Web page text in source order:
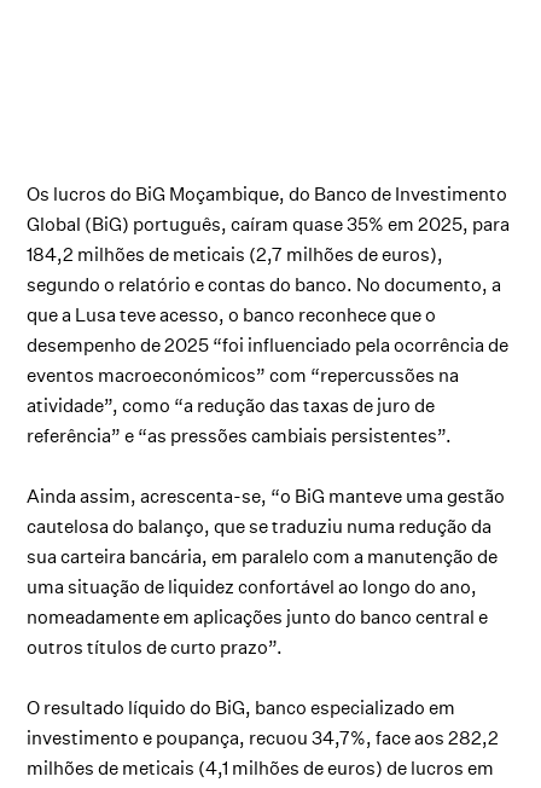
Os lucros do BiG Moçambique, do Banco de Investimento
Global (BiG) português, caíram quase 35% em 2025, para
184,2 milhões de meticais (2,7 milhões de euros),
segundo o relatório e contas do banco. No documento, a
que a Lusa teve acesso, o banco reconhece que o
desempenho de 2025 “foi influenciado pela ocorrência de
eventos macroeconómicos” com “repercussões na
atividade”, como “a redução das taxas de juro de
referência” e “as pressões cambiais persistentes”.
Ainda assim, acrescenta-se, “o BiG manteve uma gestão
cautelosa do balanço, que se traduziu numa redução da
sua carteira bancária, em paralelo com a manutenção de
uma situação de liquidez confortável ao longo do ano,
nomeadamente em aplicações junto do banco central e
outros títulos de curto prazo”.
O resultado líquido do BiG, banco especializado em
investimento e poupança, recuou 34,7%, face aos 282,2
milhões de meticais (4,1 milhões de euros) de lucros em